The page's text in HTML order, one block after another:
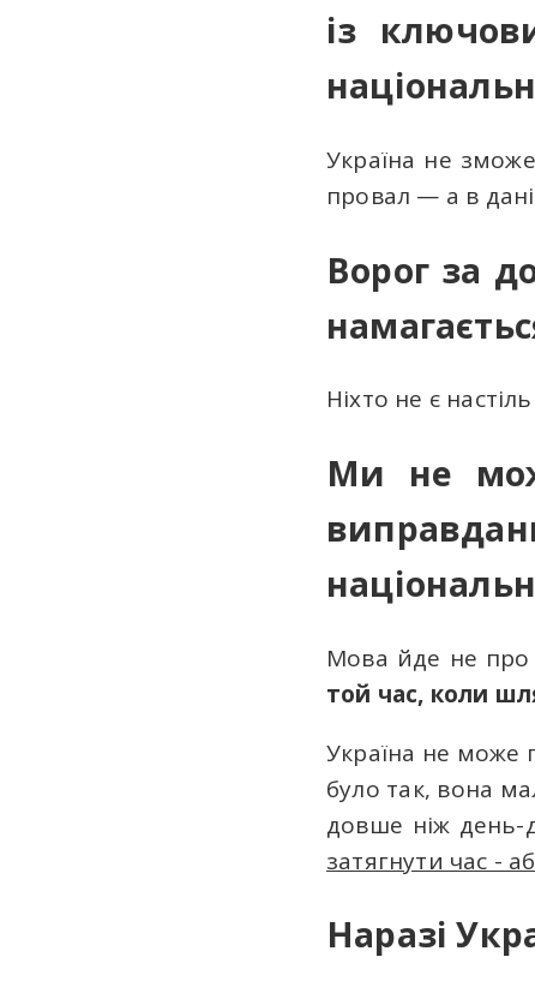
із
Україна не
провал — а в
Ворог за
Ніхто не є
Ми не
Мова йде не про
той час, коли
Україна не може
було так, вона
довше ніж день-
затягнути час -
Наразі